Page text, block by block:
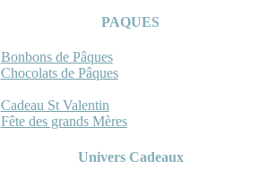
PAQUES
Bonbons de Pâques
Chocolats de Pâques
Cadeau St Valentin
Fête des grands Mères
Univers Cadeaux